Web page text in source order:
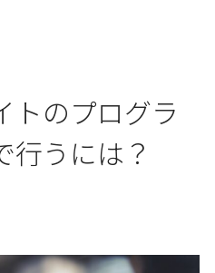
トのプログラ
行うには？